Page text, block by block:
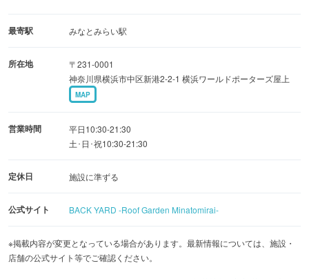
最寄駅 みなとみらい駅
所在地
〒231-0001
神奈川県横浜市中区新港2-2-1 横浜ワールドポーターズ屋上
MAP
営業時間
平日10:30-21:30
土･日･祝10:30-21:30
定休日 施設に準ずる
公式サイト BACK YARD -Roof Garden Minatomirai-
※掲載内容が変更となっている場合があります。最新情報については、施設・
店舗の公式サイト等でご確認ください。